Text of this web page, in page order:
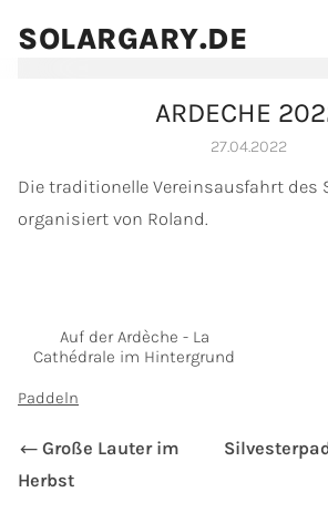
SOLARGARY.DE
ARDECHE
27.04.2022
Die traditionelle Vereinsausfahrt des
organisiert von Roland.
Auf der Ardèche - La
Cathédrale im Hintergrund
Paddeln
Große Lauter im
Herbst